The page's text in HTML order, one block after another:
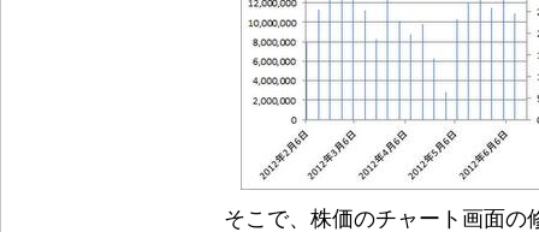
そこで、株価のチャート画面の